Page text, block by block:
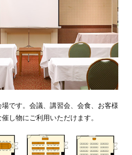
です。会議、講習会、会食、お客様
し物にご利用いただけます。